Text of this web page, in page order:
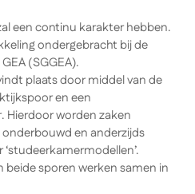
een continu karakter hebben.
ondergebracht bij de
(SGGEA).
plaats door middel van de
en een
Hierdoor worden zaken
en anderzijds
beide sporen werken samen in